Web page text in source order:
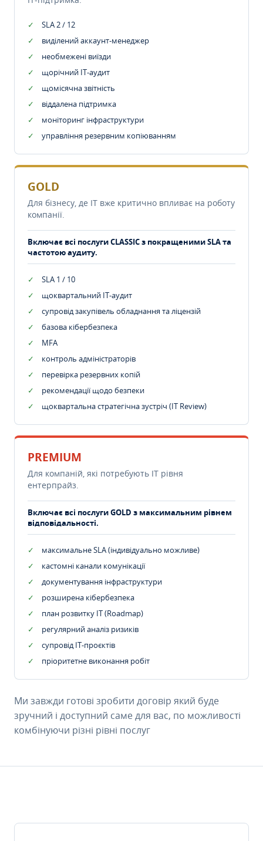
SLA 2 / 12
виділений аккаунт-менеджер
необмежені виїзди
щорічний IT-аудит
щомісячна звітність
віддалена підтримка
моніторинг інфраструктури
управління резервним копіюванням
GOLD
Для бізнесу, де IT вже критично впливає на роботу
компанії.
Включає всі послуги CLASSIC з покращеними SLA та
частотою аудиту.
SLA 1 / 10
щоквартальний IT-аудит
супровід закупівель обладнання та ліцензій
базова кібербезпека
MFA
контроль адміністраторів
перевірка резервних копій
рекомендації щодо безпеки
щоквартальна стратегічна зустріч (IT Review)
PREMIUM
Для компаній, які потребують ІТ рівня
ентерпрайз.
Включає всі послуги GOLD з максимальним рівнем
відповідальності.
максимальне SLA (індивідуально можливе)
кастомні канали комунікації
документування інфраструктури
розширена кібербезпека
план розвитку IT (Roadmap)
регулярний аналіз ризиків
супровід ІТ-проєктів
пріоритетне виконання робіт
Ми завжди готові зробити договір який буде
зручний і доступний саме для вас, по можливості
комбінуючи різні рівні послуг